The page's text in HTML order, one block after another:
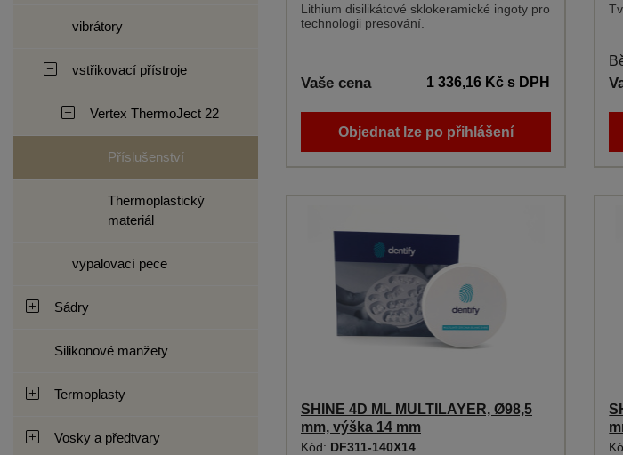
vibrátory
vstřikovací přístroje
Vertex ThermoJect 22
Příslušenství
Thermoplastický
materiál
vypalovací pece
Sádry
Silikonové manžety
Termoplasty
Vosky a předtvary
Lithium disilikátové sklokeramické ingoty pro
technologii presování.
Vaše cena 1 336,16 Kčs DPH
Objednat lze po přihlášení
SHINE 4D ML MULTILAYER, Ø98,5
mm, výška 14 mm
Kód: DF311-140X14